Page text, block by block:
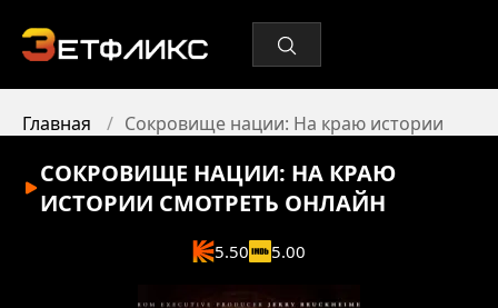
Главная Сокровище нации: На краю истории
СОКРОВИЩЕ НАЦИИ: НА КРАЮ
ИСТОРИИ СМОТРЕТЬ ОНЛАЙН
5.50 5.00